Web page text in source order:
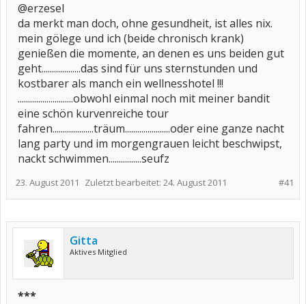
@erzesel
da merkt man doch, ohne gesundheit, ist alles nix.
mein gölege und ich (beide chronisch krank)
genießen die momente, an denen es uns beiden gut
geht...................das sind für uns sternstunden und
kostbarer als manch ein wellnesshotel !!!
...........................obwohl einmal noch mit meiner bandit
eine schön kurvenreiche tour
fahren....................träum......................oder eine ganze nacht
lang party und im morgengrauen leicht beschwipst,
nackt schwimmen................seufz
#41
23. August 2011 Zuletzt bearbeitet: 24. August 2011
Gitta
Aktives Mitglied
***